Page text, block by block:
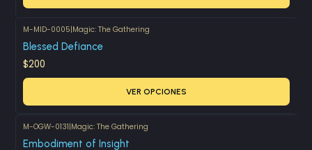
M-MID-0005|Magic: The Gathering
Blessed Defiance
$200
VER OPCIONES
M-OGW-0131|Magic: The Gathering
Embodiment of Insight